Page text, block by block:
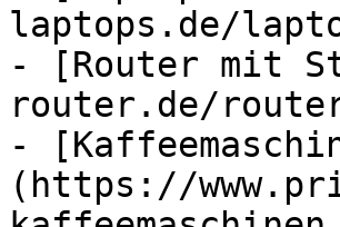
laptops.de/
- [Router mit
router.de/
-
(https://